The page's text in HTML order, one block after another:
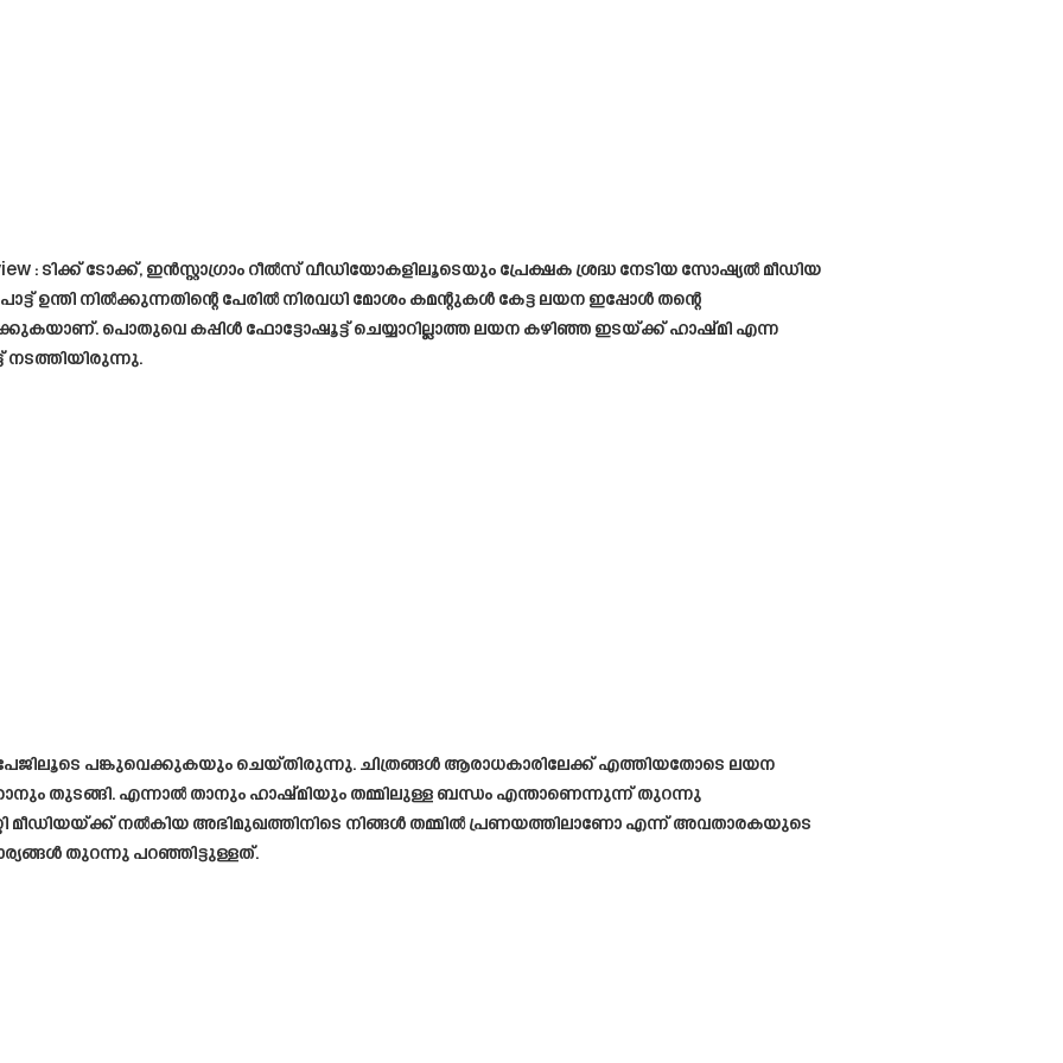
: ടിക്ക് ടോക്ക്, ഇൻസ്റ്റാഗ്രാം റീൽസ് വീഡിയോകളിലൂടെയും പ്രേക്ഷക ശ്രദ്ധ നേടിയ സോഷ്യൽ മീഡിയ
നിൽക്കുന്നതിന്റെ പേരിൽ നിരവധി മോശം കമന്റുകൾ കേട്ട ലയന ഇപ്പോൾ തന്റെ
പൊതുവെ കപ്പിൾ ഫോട്ടോഷൂട്ട് ചെയ്യാറില്ലാത്ത ലയന കഴിഞ്ഞ ഇടയ്ക്ക് ഹാഷ്മി എന്ന
നടത്തിയിരുന്നു.
പേജിലൂടെ പങ്കുവെക്കുകയും ചെയ്തിരുന്നു. ചിത്രങ്ങൾ ആരാധകാരിലേക്ക് എത്തിയതോടെ ലയന
തുടങ്ങി. എന്നാൽ താനും ഹാഷ്മിയും തമ്മിലുള്ള ബന്ധം എന്താണെന്നുന്ന് തുറന്നു
മീഡിയയ്ക്ക് നൽകിയ അഭിമുഖത്തിനിടെ നിങ്ങൾ തമ്മിൽ പ്രണയത്തിലാണോ എന്ന് അവതാരകയുടെ
തുറന്നു പറഞ്ഞിട്ടുള്ളത്.